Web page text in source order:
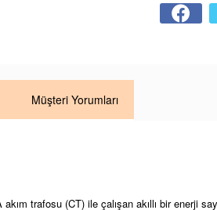
Müşteri Yorumları
trafosu (CT) ile çalışan akıllı bir enerji